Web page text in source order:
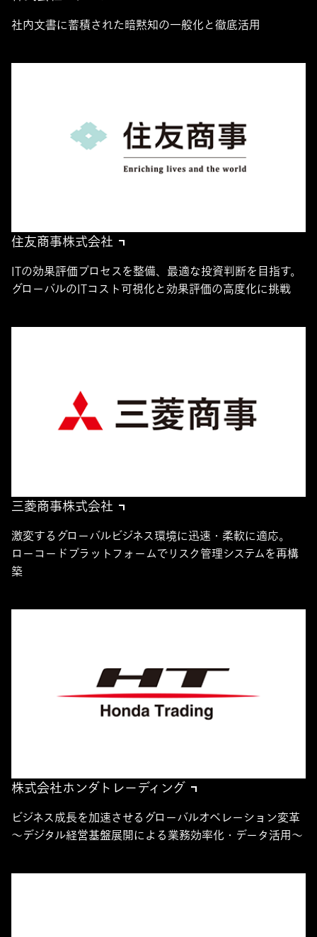
社内文書に蓄積された暗黙知の一般化と徹底活用
住友商事株式会社
ITの効果評価プロセスを整備、最適な投資判断を目指す。
グローバルのITコスト可視化と効果評価の高度化に挑戦
三菱商事株式会社
激変するグローバルビジネス環境に迅速・柔軟に適応。
ローコードプラットフォームでリスク管理システムを再構
築
株式会社ホンダトレーディング
ビジネス成長を加速させるグローバルオペレーション変革
～デジタル経営基盤展開による業務効率化・データ活用～